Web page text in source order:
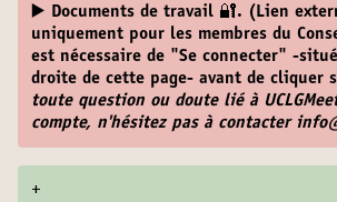
▶️ Documents de travail 🔐. (Lien
uniquement pour les membres du
est nécessaire de "Se connecter" -
droite de cette page- avant de cliquer
toute question ou doute lié à
compte, n'hésitez pas à contacter
+